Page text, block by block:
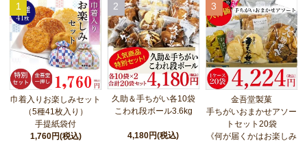
1
巾着入りお楽しみセット
（5種41枚入り）
手提紙袋付
1,760円(税込)
2
久助＆手ちがい各10袋
こわれ段ボール3.6kg
4,180円(税込)
3
金吾堂製菓
手ちがいおまかせアソー
トセット20袋
《何が届くかはお楽しみ